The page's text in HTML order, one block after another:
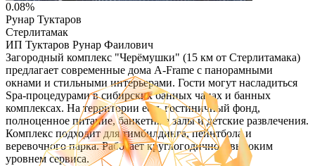
0.08%
Рунар Туктаров
Стерлитамак
ИП Туктаров Рунар Фаилович
Загородный комплекс "Черёмушки" (15 км от Стерлитамака)
предлагает современные дома A-Frame с панорамными
окнами и стильными интерьерами. Гости могут насладиться
Spa-процедурами в сибирских банных чанах и банных
комплексах. На территории есть гостиничный фонд,
полноценное питание, банкетные залы и детские развлечения.
Комплекс подходит для тимбилдинга, пейнтбола и
веревочного парка. Работает круглогодично с высоким
уровнем сервиса.